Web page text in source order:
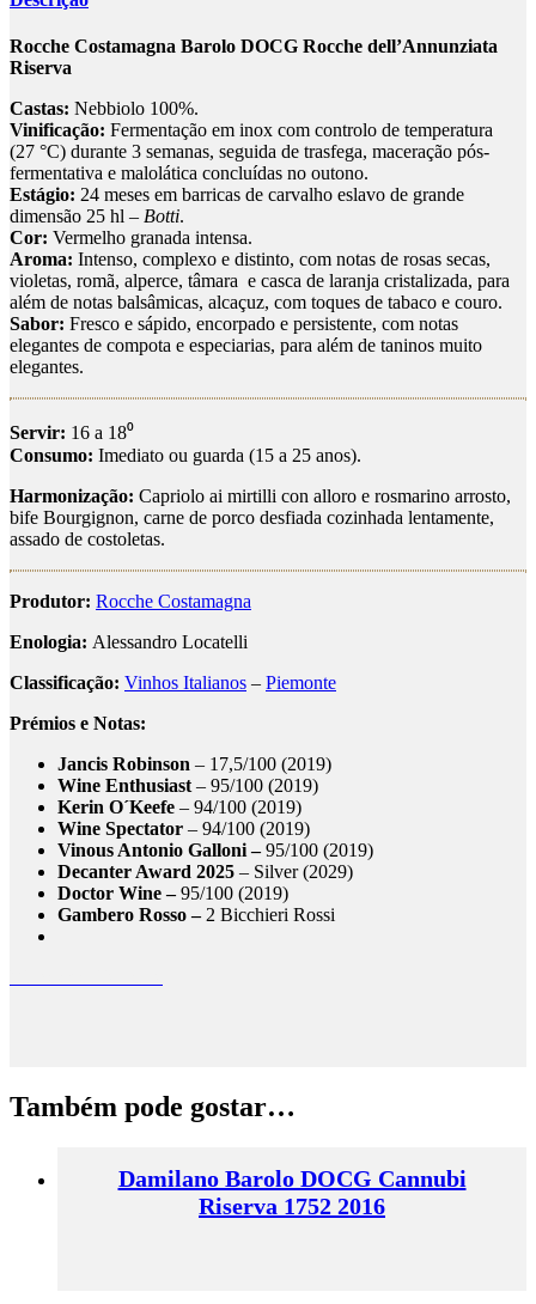
Rocche Costamagna Barolo DOCG Rocche dell’Annunziata
Riserva
Castas: Nebbiolo 100%.
Vinificação: Fermentação em inox com controlo de temperatura
(27 °C) durante 3 semanas, seguida de trasfega, maceração pós-
fermentativa e malolática concluídas no outono.
Estágio: 24 meses em barricas de carvalho eslavo de grande
dimensão 25 hl – Botti.
Cor: Vermelho granada intensa.
Aroma: Intenso, complexo e distinto, com notas de rosas secas,
violetas, romã, alperce, tâmara e casca de laranja cristalizada, para
além de notas balsâmicas, alcaçuz, com toques de tabaco e couro.
Sabor: Fresco e sápido, encorpado e persistente, com notas
elegantes de compota e especiarias, para além de taninos muito
elegantes.
Servir: 16 a 18⁰
Consumo: Imediato ou guarda (15 a 25 anos).
Harmonização: Capriolo ai mirtilli con alloro e rosmarino arrosto,
bife Bourgignon, carne de porco desfiada cozinhada lentamente,
assado de costoletas.
Produtor: Rocche Costamagna
Enologia: Alessandro Locatelli
Classificação: Vinhos Italianos – Piemonte
Prémios e Notas:
Jancis Robinson – 17,5/100 (2019)
Wine Enthusiast – 95/100 (2019)
Kerin O´Keefe – 94/100 (2019)
Wine Spectator – 94/100 (2019)
Vinous Antonio Galloni –95/100 (2019)
Decanter Award 2025 – Silver (2029)
Doctor Wine –95/100 (2019)
Gambero Rosso –2 Bicchieri Rossi
Também pode gostar…
Damilano Barolo DOCG Cannubi
Riserva 1752 2016